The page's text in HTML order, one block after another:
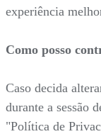
experiência
Como posso
Caso decida
durante a sessão
"Política de